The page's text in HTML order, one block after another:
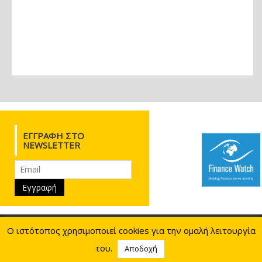
ΕΓΓΡΑΦΉ ΣΤΟ
NEWSLETTER
Ιουλιανού 28, 10433 Αθήνα 210.8817730
210.8817784
info@eeke.gr
09:00 - 16:00
Ο ιστότοπος χρησιμοποιεί cookies για την ομαλή λειτουργία
του.
Αποδοχή